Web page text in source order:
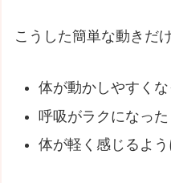
こうした簡単な動きだ
体が動かしやすくな
呼吸がラクになった
体が軽く感じるよ